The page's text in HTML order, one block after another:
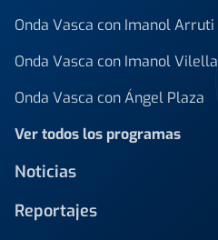
Onda Vasca con Imanol Arruti
Onda Vasca con Imanol Vilella
Onda Vasca con Ángel Plaza
Ver todos los programas
Noticias
Reportajes